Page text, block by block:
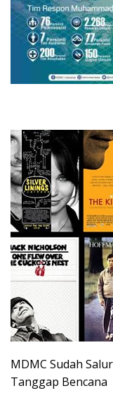
MDMC Sudah
Tanggap Bencana